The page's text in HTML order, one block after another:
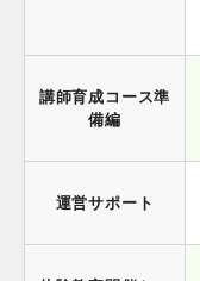
講師育成コース準
備編
運営サポート